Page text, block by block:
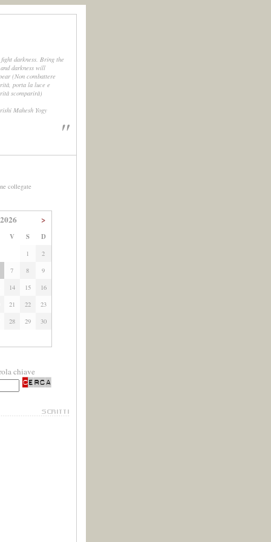
darkness. Bring the
darkness will
(Non combattere
porta la luce e
scomparirà)
Mahesh Yogy
"
collegate
>
V S D
1
2
7 8
9
14 15
16
21 22
23
28 29
30
chiave